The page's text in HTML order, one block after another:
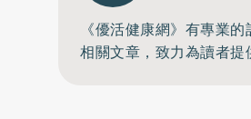
《優活健康網》有專業
相關文章，致力為讀者提